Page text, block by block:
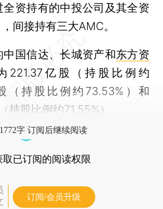
资持有的中投公司及其全资
间接持有三大AMC。
国信达、长城资产和东方资
221.37亿股（持股比例约
（持股比例约73.53%）和
持股比例约71.55%）。
字 订阅后继续阅读
取已订阅的阅读权限
订阅/会员升级